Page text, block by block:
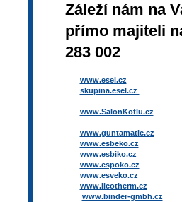
Záleží nám na
přímo majiteli
283 002
www.esel.cz
skupina.esel.cz
www.SalonKotlu.cz
www.guntamatic.cz
www.esbeko.cz
www.esbiko.cz
www.espoko.cz
www.esveko.cz
www.licotherm.cz
www.binder-gmbh.cz